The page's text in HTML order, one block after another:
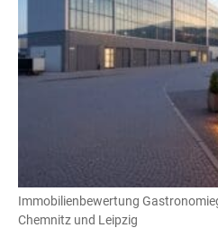
Immobilienbewertung
Chemnitz und Leipzig